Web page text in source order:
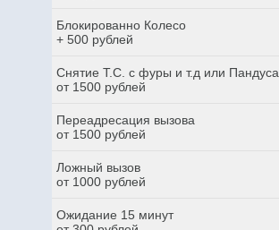
Блокированно Колесо
+ 500 рублей
Снятие Т.С. с фуры и т.д или Пандуса
от 1500 рублей
Переадресация вызова
от 1500 рублей
Ложный вызов
от 1000 рублей
Ожидание 15 минут